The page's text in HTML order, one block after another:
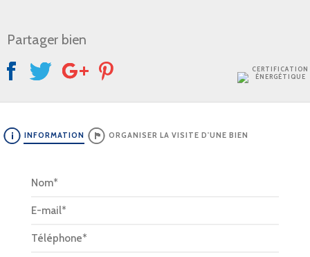
CERTIFICATION
ÉNERGÉTIQUE
Partager bien
INFORMATION ORGANISER LA VISITE D'UNE BIEN